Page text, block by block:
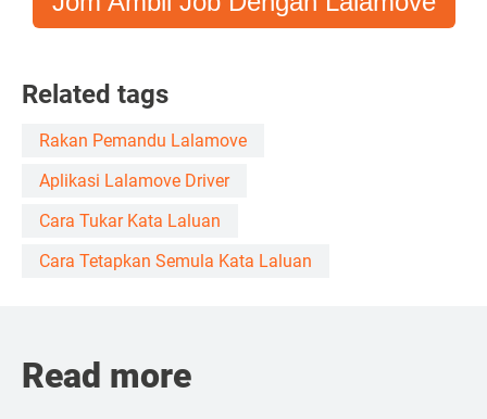
Related tags
Rakan Pemandu Lalamove
Aplikasi Lalamove Driver
Cara Tukar Kata Laluan
Cara Tetapkan Semula Kata Laluan
Read more